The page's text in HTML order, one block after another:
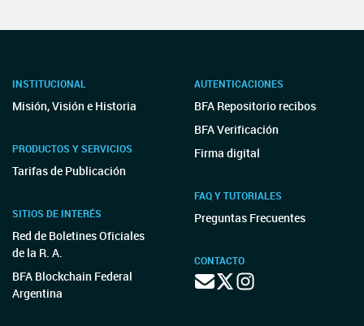
INSTITUCIONAL
Misión, Visión e Historia
PRODUCTOS Y SERVICIOS
Tarifas de Publicación
SITIOS DE INTERÉS
Red de Boletines Oficiales
de la R. A.
BFA Blockchain Federal
Argentina
AUTENTICACIONES
BFA Repositorio recibos
BFA Verificación
Firma digital
FAQ Y TUTORIALES
Preguntas Frecuentes
CONTACTO